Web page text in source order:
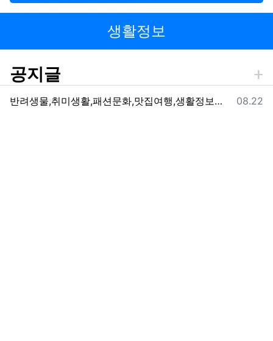
생활정보
공지글
등록일
08.22
반려생물,취미생활,패션문화,맛집여행,생활정보를 제공하는 지구의동행일기 입니다.